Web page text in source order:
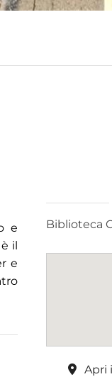
e
il
e
Biblioteca
Apri